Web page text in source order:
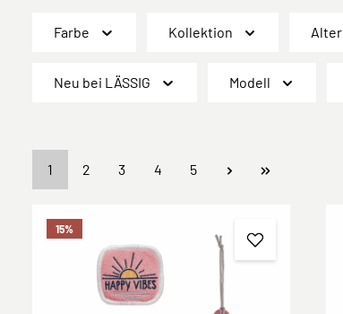
Farbe Kollektion Alter
Neu bei LÄSSIG Modell
Seite
1 Seite
2 Seite
3 Seite
4 Seite
5
15%